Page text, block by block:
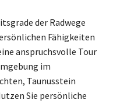
der Radwege
Fähigkeiten
anspruchsvolle Tour
im
Taunusstein
Sie persönliche